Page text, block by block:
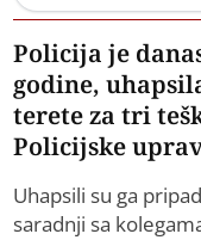
Policija je
godine,
terete za tri
Policijske
Uhapsili su ga
saradnji sa